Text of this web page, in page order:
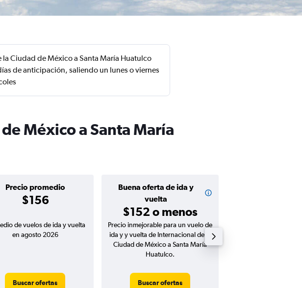
Ciudad de México a Santa María Huatulco
de anticipación, saliendo un lunes o viernes
México a Santa María
Precio promedio
$156
Buena oferta de ida y
vuelta
$152 o menos
de vuelos de ida y vuelta
en agosto 2026
Buscar ofertas
Precio inmejorable para un vuelo de
ida y y vuelta de Internacional de la
Ciudad de México a Santa María
Huatulco.
Buscar ofertas